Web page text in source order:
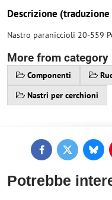
Descrizione
Nastro paraniccioli 20-559
More from category
Componenti
Nastri per cerchioni
FacebookTwitter
Potrebbe